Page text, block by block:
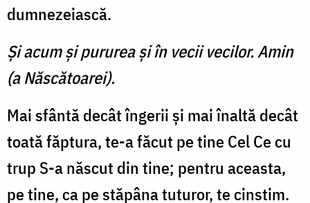
dumnezeiască.
Şi acum şi pururea şi în vecii vecilor. Amin
(a Născătoarei).
Mai sfântă decât îngerii şi mai înaltă decât
toată făptura, te-a făcut pe tine Cel Ce cu
trup S-a născut din tine; pentru aceasta,
pe tine, ca pe stăpâna tuturor, te cinstim.